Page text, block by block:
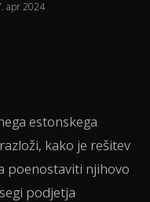
apr 2024
estonskega
kako je rešitev
poenostaviti njihovo
podjetja